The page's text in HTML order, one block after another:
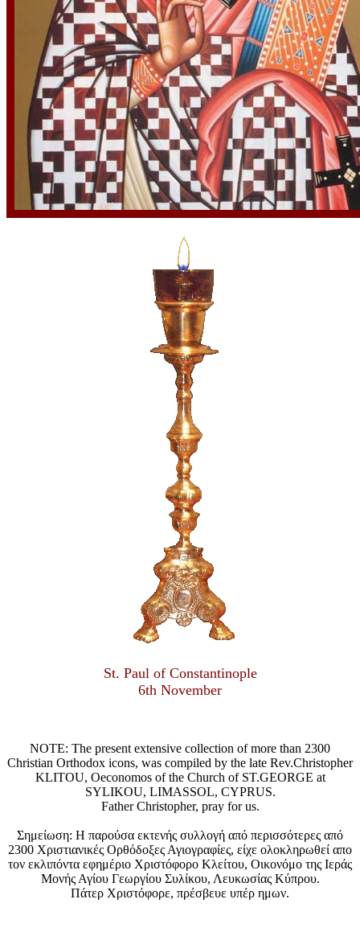
St. Paul of Constantinople
6th November
NOTE: The present extensive collection of more than 2300
Christian Orthodox icons, was compiled by the late Rev.Christopher
KLITOU, Oeconomos of the Church of ST.GEORGE at
SYLIKOU, LIMASSOL, CYPRUS.
Father Christopher, pray for us.
Σημείωση: Η παρούσα εκτενής συλλογή από περισσότερες από
2300 Χριστιανικές Ορθόδοξες Αγιογραφίες, είχε ολοκληρωθεί απο
τον εκλιπόντα εφημέριο Χριστόφορο Κλείτου, Οικονόμο της Ιεράς
Μονής Αγίου Γεωργίου Συλίκου, Λευκωσίας Κύπρου.
Πάτερ Χριστόφορε, πρέσβευε υπέρ ημων.